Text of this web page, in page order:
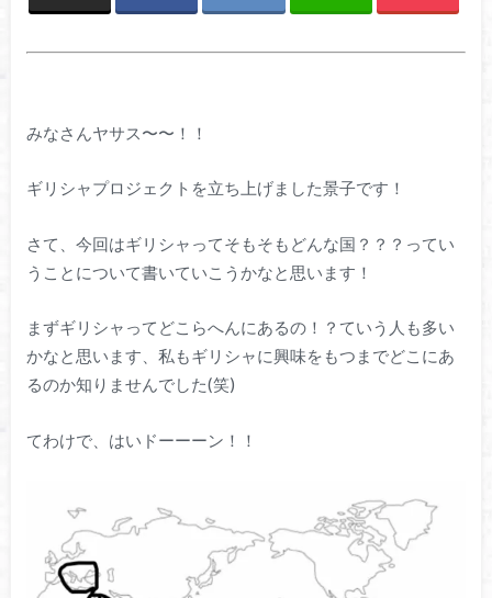
みなさんヤサス〜〜！！
ギリシャプロジェクトを立ち上げました景子です！
さて、今回はギリシャってそもそもどんな国？？？ってい
うことについて書いていこうかなと思います！
まずギリシャってどこらへんにあるの！？ていう人も多い
かなと思います、私もギリシャに興味をもつまでどこにあ
るのか知りませんでした(笑)
てわけで、はいドーーーン！！